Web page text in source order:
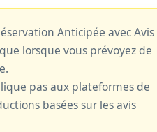
Anticipée avec Avis
lorsque vous prévoyez de
pas aux plateformes de
basées sur les avis